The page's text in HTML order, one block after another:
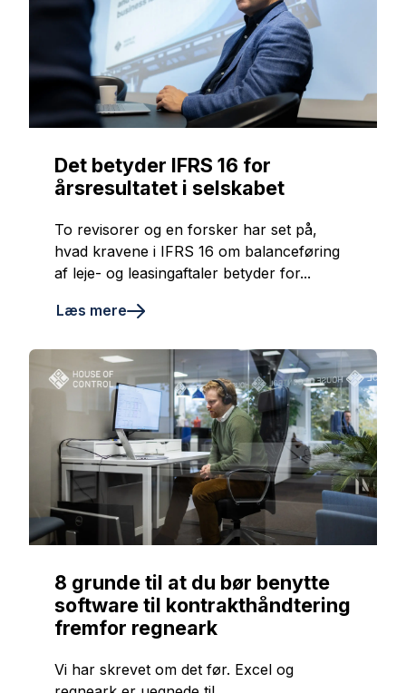
Det betyder IFRS 16 for
årsresultatet i selskabet
To revisorer og en forsker har set på,
hvad kravene i IFRS 16 om balanceføring
af leje- og leasingaftaler betyder for...
Læs mere
8 grunde til at du bør benytte
software til kontrakthåndtering
fremfor regneark
Vi har skrevet om det før. Excel og